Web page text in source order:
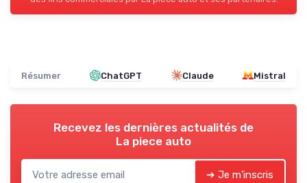
Résumer ChatGPT Claude Mistral
Recevez les dernières actualités de
La piece auto
➔ Je m'inscris